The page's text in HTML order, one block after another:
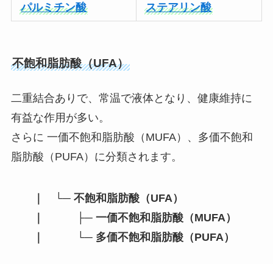
パルミチン酸 ステアリン酸
不飽和脂肪酸（UFA）
二重結合ありで、常温で液体となり、健康維持に
有益な作用が多い。
さらに 一価不飽和脂肪酸（MUFA）、多価不飽和
脂肪酸（PUFA）に分類されます。
｜ └─ 不飽和脂肪酸（UFA）
｜ ├─ 一価不飽和脂肪酸（MUFA）
｜ └─ 多価不飽和脂肪酸（PUFA）